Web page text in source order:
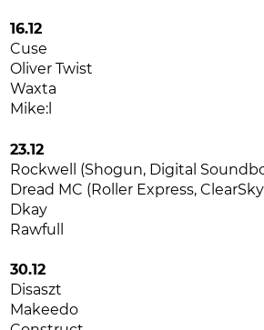
16.12
Cuse
Oliver Twist
Waxta
Mike:l
23.12
Rockwell (Shogun, Digital
Dread MC (Roller Express,
Dkay
Rawfull
30.12
Disaszt
Makeedo